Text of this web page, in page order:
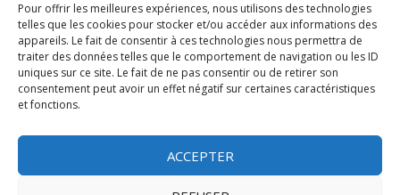
Pour offrir les meilleures expériences, nous utilisons des technologies
telles que les cookies pour stocker et/ou accéder aux informations des
appareils. Le fait de consentir à ces technologies nous permettra de
traiter des données telles que le comportement de navigation ou les ID
uniques sur ce site. Le fait de ne pas consentir ou de retirer son
consentement peut avoir un effet négatif sur certaines caractéristiques
et fonctions.
ACCEPTER